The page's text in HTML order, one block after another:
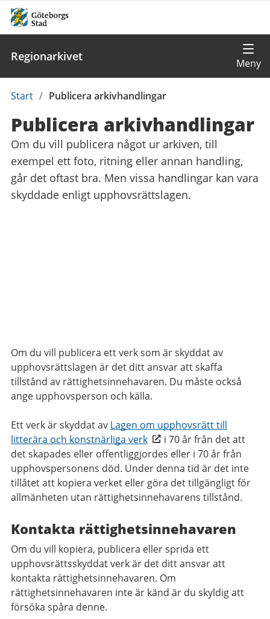
Regionarkivet
Du
här:
Start / Publicera arkivhandlingar
Publicera arkivhandlingar
Om du vill publicera något ur arkiven, till
exempel ett foto, ritning eller annan handling,
går det oftast bra. Men vissa handlingar kan vara
skyddade enligt upphovsrättslagen.
Om du vill publicera ett verk som är skyddat av
upphovsrättslagen är det ditt ansvar att skaffa
tillstånd av rättighetsinnehavaren. Du måste också
ange upphovsperson och källa.
Ett verk är skyddat av Lagen om upphovsrätt till
litterära och konstnärliga verk
i 70 år från det att
det skapades eller offentliggjordes eller i 70 år från
upphovspersonens död. Under denna tid är det inte
tillåtet att kopiera verket eller göra det tillgängligt för
allmänheten utan rättighetsinnehavarens tillstånd.
Kontakta rättighetsinnehavaren
Om du vill kopiera, publicera eller sprida ett
upphovsrättsskyddat verk är det ditt ansvar att
kontakta rättighetsinnehavaren. Om
rättighetsinnehavaren inte är känd är du skyldig att
försöka spåra denne.